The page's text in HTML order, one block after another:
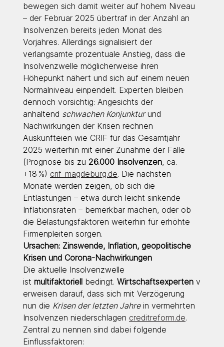
bewegen sich damit weiter auf hohem Niveau
– der Februar 2025 übertraf in der Anzahl an
Insolvenzen bereits jeden Monat des
Vorjahres. Allerdings signalisiert der
verlangsamte prozentuale Anstieg, dass die
Insolvenzwelle möglicherweise ihren
Höhepunkt nähert und sich auf einem neuen
Normalniveau einpendelt. Experten bleiben
dennoch vorsichtig: Angesichts der
anhaltend schwachen Konjunktur und
Nachwirkungen der Krisen rechnen
Auskunfteien wie CRIF für das Gesamtjahr
2025 weiterhin mit einer Zunahme der Fälle
(Prognose bis zu 26.000 Insolvenzen, ca.
+18 %) crif-magdeburg.de. Die nächsten
Monate werden zeigen, ob sich die
Entlastungen – etwa durch leicht sinkende
Inflationsraten – bemerkbar machen, oder ob
die Belastungsfaktoren weiterhin für erhöhte
Firmenpleiten sorgen.
Ursachen: Zinswende, Inflation, geopolitische
Krisen und Corona-Nachwirkungen
Die aktuelle Insolvenzwelle
ist multifaktoriell bedingt. Wirtschaftsexperten v
erweisen darauf, dass sich mit Verzögerung
nun die Krisen der letzten Jahre in vermehrten
Insolvenzen niederschlagen creditreform.de.
Zentral zu nennen sind dabei folgende
Einflussfaktoren: